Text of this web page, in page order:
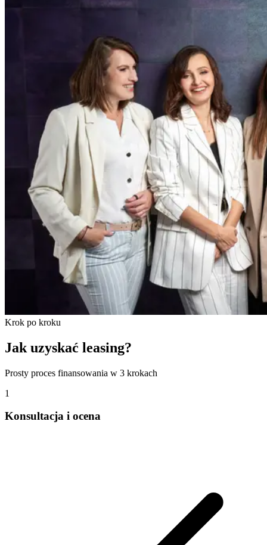
Krok po kroku
Jak uzyskać leasing?
Prosty proces finansowania w 3 krokach
1
Konsultacja i ocena